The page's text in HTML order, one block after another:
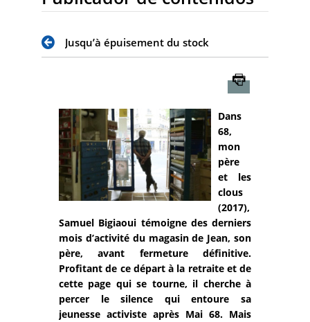
Jusqu’à épuisement du stock
Dans
68,
mon
père
et les
clous
(2017),
Samuel Bigiaoui témoigne des derniers
mois d’activité du magasin de Jean, son
père, avant fermeture définitive.
Profitant de ce départ à la retraite et de
cette page qui se tourne, il cherche à
percer le silence qui entoure sa
jeunesse activiste après Mai 68. Mais